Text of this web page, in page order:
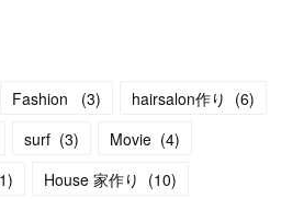
Fashion (3) hairsalon作り (6)
surf (3) Movie (4)
) House 家作り (10)